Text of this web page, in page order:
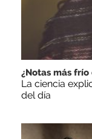
¿Notas más frío
La ciencia
del día